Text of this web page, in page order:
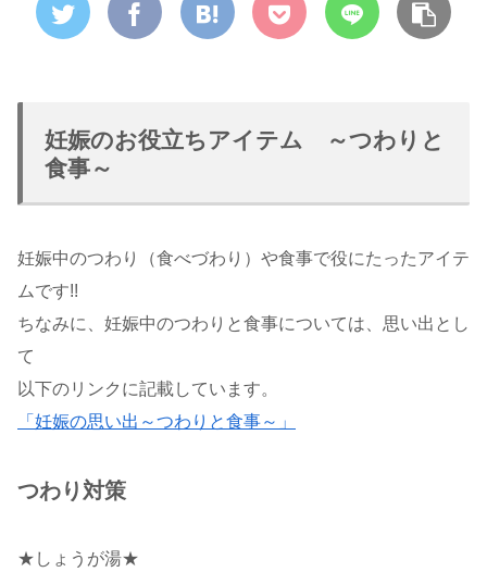
妊娠のお役立ちアイテム ～つわりと
食事～
妊娠中のつわり（食べづわり）や食事で役にたったアイテ
ムです!!
ちなみに、妊娠中のつわりと食事については、思い出とし
て
以下のリンクに記載しています。
「妊娠の思い出～つわりと食事～」
つわり対策
★しょうが湯★